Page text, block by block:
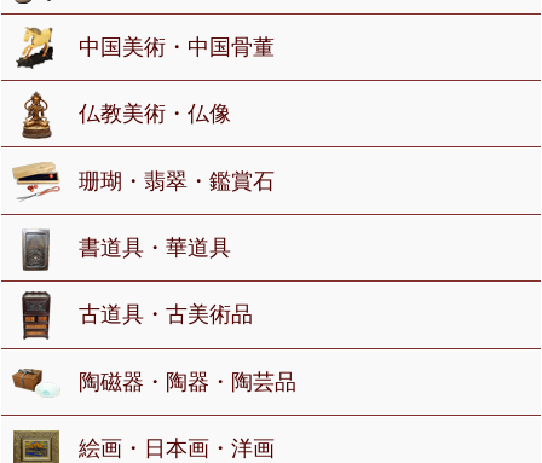
中国美術・中国骨董
仏教美術・仏像
珊瑚・翡翠・鑑賞石
書道具・華道具
古道具・古美術品
陶磁器・陶器・陶芸品
絵画・日本画・洋画